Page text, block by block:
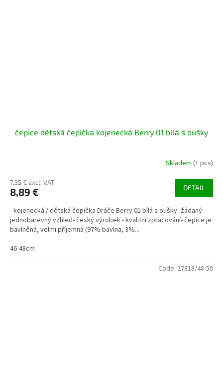
čepice dětská čepička kojenecká Berry 01 bílá s oušky
Skladem (1 pcs)
7,35 € excl. VAT
8,89 € DETAIL
- kojenecká / dětská čepička Dráče Berry 01 bílá s oušky- žádaný
jednobarevný vzhled- český výrobek - kvalitní zpracování- čepice je
bavlněná, velmi příjemná (97% bavlna, 3%...
46-48cm
Code: 27818/48-50